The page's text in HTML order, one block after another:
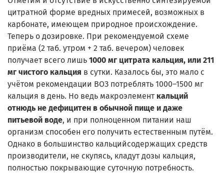
цитратной форме вредных примесей, возможных в
карбонате, имеющем природное происхождение.
Теперь о дозировке. При рекомендуемой схеме
приёма (2 таб. утром + 2 таб. вечером) человек
получает всего лишь 1000 мг цитрата кальция, или 211
мг чистого кальция в сутки. Казалось бы, это мало с
учётом рекомендации ВОЗ потреблять 1000–1500 мг
кальция в день. Но ведь макроэлемент кальций
отнюдь не дефицитен в обычной пище и даже
питьевой воде, и при полноценном питании наш
организм способен его получить естественным путём.
Однако в большинство кальцийсодержащих средств
производители, не скупясь, кладут дозы кальция,
полностью покрывающие суточную потребность.